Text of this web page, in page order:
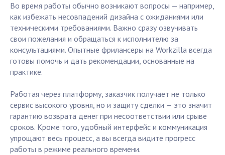
Во время работы обычно возникают вопросы — например,
как избежать несовпадений дизайна с ожиданиями или
техническими требованиями. Важно сразу озвучивать
свои пожелания и обращаться к исполнителю за
консультациями. Опытные фрилансеры на Workzilla всегда
готовы помочь и дать рекомендации, основанные на
практике.
Работая через платформу, заказчик получает не только
сервис высокого уровня, но и защиту сделки — это значит
гарантию возврата денег при несоответствии или срыве
сроков. Кроме того, удобный интерфейс и коммуникация
упрощают весь процесс, а вы всегда видите прогресс
работы в режиме реального времени.